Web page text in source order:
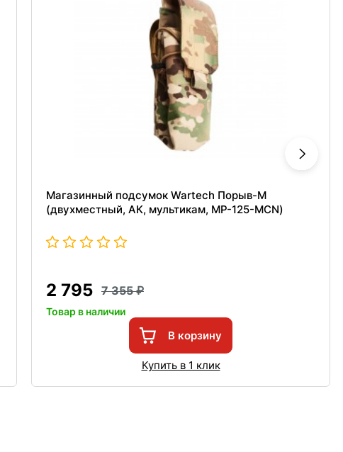
Магазинный подсумок Wartech Порыв-М
(двухместный, АК, мультикам, MP-125-MCN)
2 795 7 355
Товар в наличии
В корзину
Купить в 1 клик